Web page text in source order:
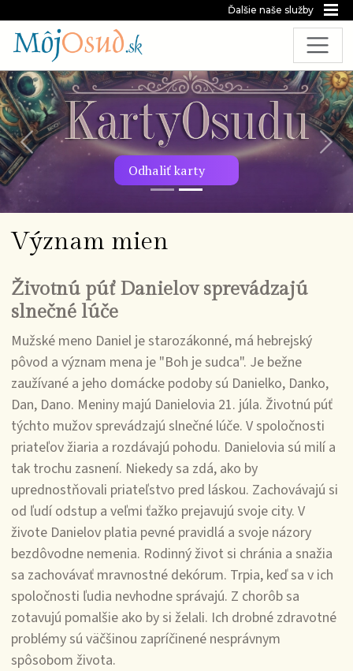
Ďalšie naše služby
Odhaliť karty
Predchádzajúca snímka
Význam mien
Životnú púť Danielov sprevádzajú
slnečné lúče
Mužské meno Daniel je starozákonné, má hebrejský
pôvod a význam mena je "Boh je sudca". Je bežne
zaužívané a jeho domácke podoby sú Danielko, Danko,
Dan, Dano. Meniny majú Danielovia 21. júla. Životnú púť
týchto mužov sprevádzajú slnečné lúče. V spoločnosti
priateľov žiaria a rozdávajú pohodu. Danielovia sú milí a
tak trochu zasnení. Niekedy sa zdá, ako by
uprednostňovali priateľstvo pred láskou. Zachovávajú si
od ľudí odstup a veľmi ťažko prejavujú svoje city. V
živote Danielov platia pevné pravidlá a svoje názory
bezdôvodne nemenia. Rodinný život si chránia a snažia
sa zachovávať mravnostné dekórum. Trpia, keď sa v ich
spoločnosti ľudia nevhodne správajú. Z chorôb sa
zotavujú pomalšie ako by si želali. Ich drobné zdravotné
problémy sú väčšinou zapríčinené nesprávnym
spôsobom života.